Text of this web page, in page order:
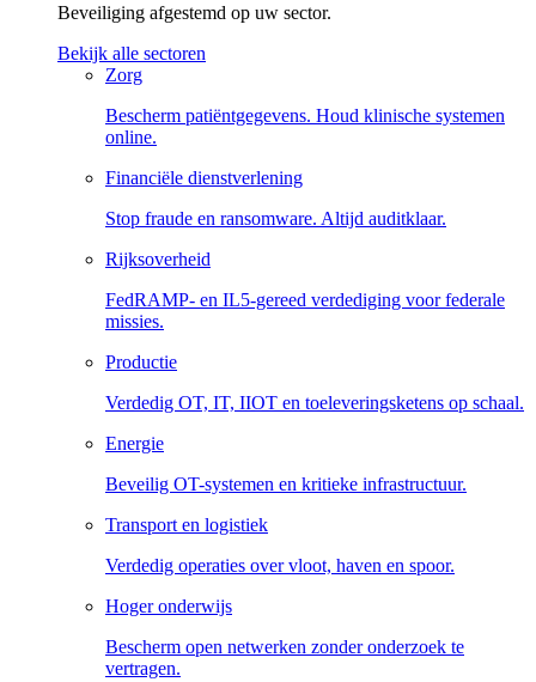
Beveiliging afgestemd op uw sector.
Bekijk alle sectoren
Zorg
Bescherm patiëntgegevens. Houd klinische systemen
online.
Financiële dienstverlening
Stop fraude en ransomware. Altijd auditklaar.
Rijksoverheid
FedRAMP- en IL5-gereed verdediging voor federale
missies.
Productie
Verdedig OT, IT, IIOT en toeleveringsketens op schaal.
Energie
Beveilig OT-systemen en kritieke infrastructuur.
Transport en logistiek
Verdedig operaties over vloot, haven en spoor.
Hoger onderwijs
Bescherm open netwerken zonder onderzoek te
vertragen.